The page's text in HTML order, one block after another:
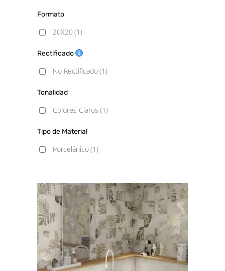
Formato
20X20 (1)
Rectificado
No Rectificado(1)
Tonalidad
Colores Claros (1)
Tipo de Material
Porcelánico(1)